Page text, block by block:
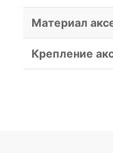
Материал
Крепление